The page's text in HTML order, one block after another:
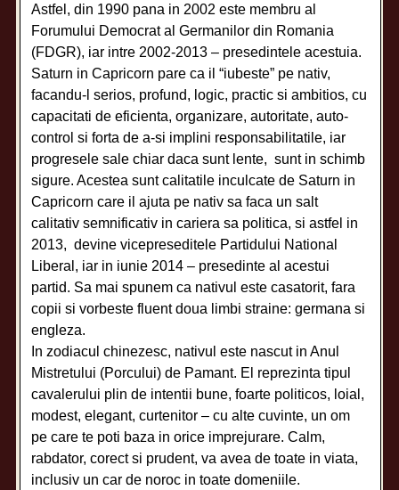
Astfel, din 1990 pana in 2002 este membru al
Forumului Democrat al Germanilor din Romania
(FDGR), iar intre 2002-2013 – presedintele acestuia.
Saturn in Capricorn pare ca il “iubeste” pe nativ,
facandu-l serios, profund, logic, practic si ambitios, cu
capacitati de eficienta, organizare, autoritate, auto-
control si forta de a-si implini responsabilitatile, iar
progresele sale chiar daca sunt lente, sunt in schimb
sigure. Acestea sunt calitatile inculcate de Saturn in
Capricorn care il ajuta pe nativ sa faca un salt
calitativ semnificativ in cariera sa politica, si astfel in
2013, devine vicepreseditele Partidului National
Liberal, iar in iunie 2014 – presedinte al acestui
partid. Sa mai spunem ca nativul este casatorit, fara
copii si vorbeste fluent doua limbi straine: germana si
engleza.
In zodiacul chinezesc, nativul este nascut in Anul
Mistretului (Porcului) de Pamant. El reprezinta tipul
cavalerului plin de intentii bune, foarte politicos, loial,
modest, elegant, curtenitor – cu alte cuvinte, un om
pe care te poti baza in orice imprejurare. Calm,
rabdator, corect si prudent, va avea de toate in viata,
inclusiv un car de noroc in toate domeniile.